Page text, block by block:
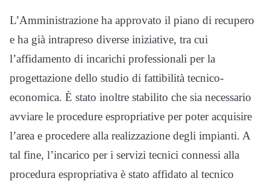
L’Amministrazione ha approvato il piano di recupero
e ha già intrapreso diverse iniziative, tra cui
l’affidamento di incarichi professionali per la
progettazione dello studio di fattibilità tecnico-
economica. È stato inoltre stabilito che sia necessario
avviare le procedure espropriative per poter acquisire
l’area e procedere alla realizzazione degli impianti. A
tal fine, l’incarico per i servizi tecnici connessi alla
procedura espropriativa è stato affidato al tecnico